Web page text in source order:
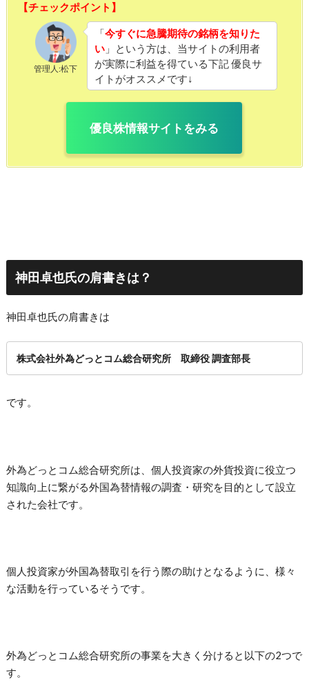
【チェックポイント】
管理人:松下
「今すぐに急騰期待の銘柄を知りた
い」という方は、当サイトの利用者
が実際に利益を得ている下記 優良サ
イトがオススメです↓
優良株情報サイトをみる
神田卓也氏の肩書きは？
神田卓也氏の肩書きは
株式会社外為どっとコム総合研究所 取締役 調査部長
です。
外為どっとコム総合研究所は、個人投資家の外貨投資に役立つ
知識向上に繋がる外国為替情報の調査・研究を目的として設立
された会社です。
個人投資家が外国為替取引を行う際の助けとなるように、様々
な活動を行っているそうです。
外為どっとコム総合研究所の事業を大きく分けると以下の2つで
す。